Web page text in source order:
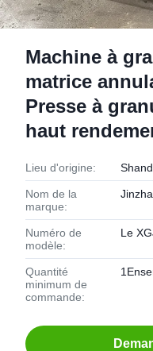
Machine à
matrice
Presse à
haut
Lieu d'origine:
Nom de la
marque:
Numéro de
modèle:
Le
Quantité
minimum de
commande: